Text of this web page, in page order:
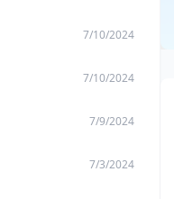
7/10/2024
7/10/2024
7/9/2024
7/3/2024